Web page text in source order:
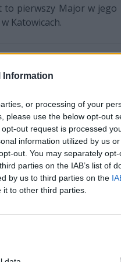
Information
or processing of your
please use the below opt-out
out request is processed
information utilized by us
out. You may separately
parties on the IAB’s list of
by us to third parties on the
to other third parties.
pierwszy Major w jego
Katowicach.
na dużych lanach,
wam nie poszedł,
naszego podejścia i
Minora, mieliśmy z
jak tylko
że każda z drużyn
poprzez
nawet po tym